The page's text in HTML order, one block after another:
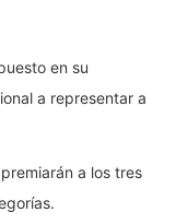
en su
a representar a
a los tres